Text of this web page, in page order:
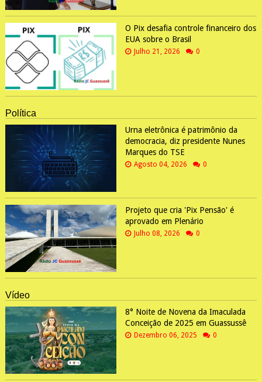
O Pix desafia controle financeiro dos
EUA sobre o Brasil
Julho 21, 2026 0
Política
Urna eletrônica é patrimônio da
democracia, diz presidente Nunes
Marques do TSE
Agosto 04, 2026 0
Projeto que cria 'Pix Pensão' é
aprovado em Plenário
Julho 08, 2026 0
Vídeo
8° Noite de Novena da Imaculada
Conceição de 2025 em Guassussê
Dezembro 06, 2025 0